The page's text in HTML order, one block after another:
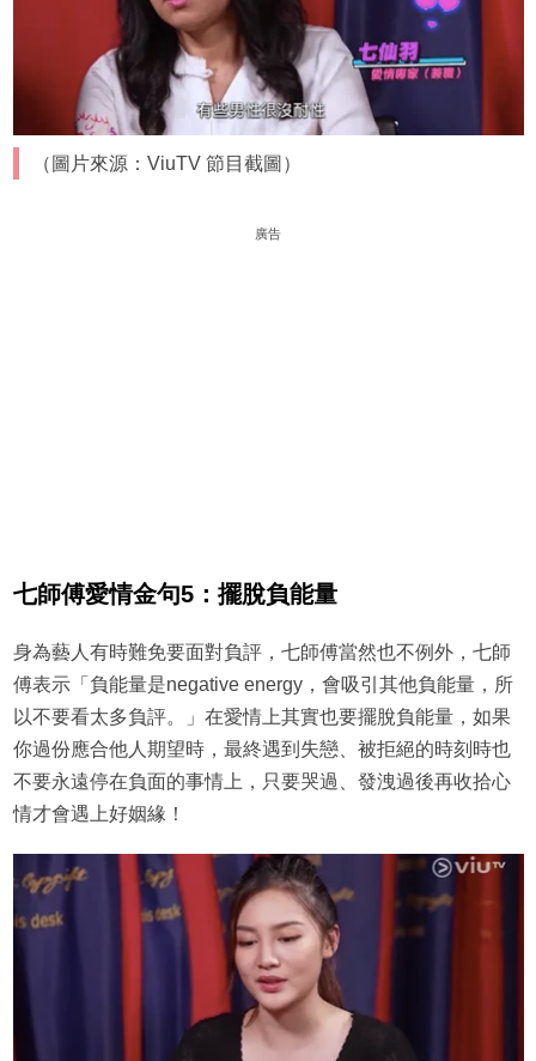
（圖片來源：ViuTV 節目截圖）
廣告
七師傅愛情金句5：擺脫負能量
身為藝人有時難免要面對負評，七師傅當然也不例外，七師
傅表示「負能量是negative energy，會吸引其他負能量，所
以不要看太多負評。」在愛情上其實也要擺脫負能量，如果
你過份應合他人期望時，最終遇到失戀、被拒絕的時刻時也
不要永遠停在負面的事情上，只要哭過、發洩過後再收拾心
情才會遇上好姻緣！